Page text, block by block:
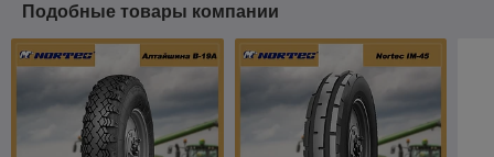
Подобные товары компании